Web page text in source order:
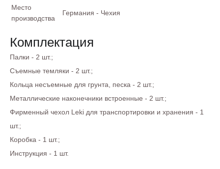
Место
производства
Германия - Чехия
Комплектация
Палки - 2 шт.;
Съемные темляки - 2 шт.;
Кольца несъемные для грунта, песка - 2 шт.;
Металлические наконечники встроенные - 2 шт.;
Фирменный чехол Leki для транспортировки и хранения - 1
шт.;
Коробка - 1 шт.;
Инструкция - 1 шт.